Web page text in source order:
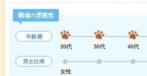
職場の雰囲気
年齢層
20代
30代 40代
男女比率
女性